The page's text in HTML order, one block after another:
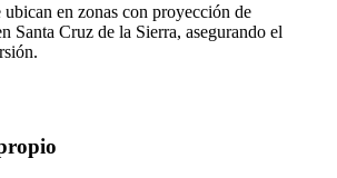
ubican en zonas con proyección de
Santa Cruz de la Sierra, asegurando el